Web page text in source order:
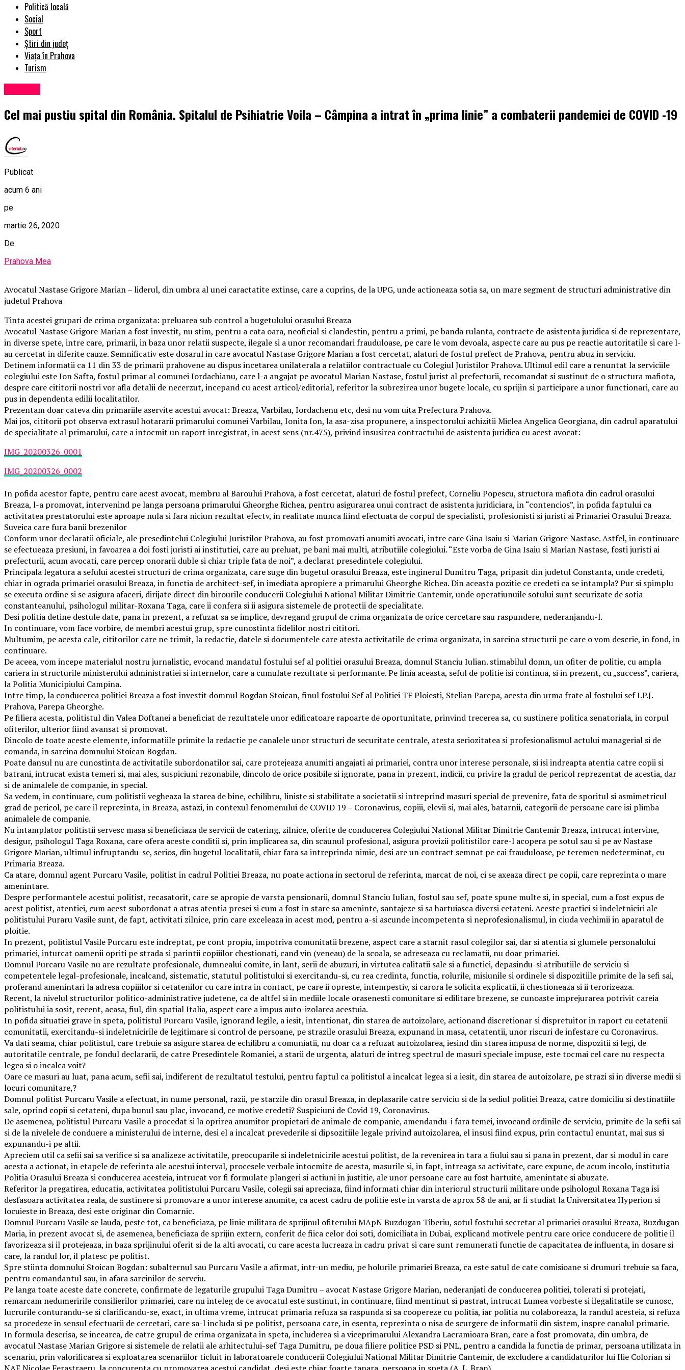
Politică locală
Social
Sport
Știri din județ
Viața în Prahova
Turism
Cel mai pustiu spital din România. Spitalul de Psihiatrie Voila – Câmpina a intrat în „prima linie” a combaterii pandemiei de COVID -19
Publicat
acum 6 ani
pe
martie 26, 2020
De
Prahova Mea
Avocatul Nastase Grigore Marian – liderul, din umbra al unei caractatite extinse, care a cuprins, de la UPG, unde actioneaza sotia sa, un mare segment de structuri administrative din
judetul Prahova
Tinta acestei grupari de crima organizata: preluarea sub control a bugetulului orasului Breaza
Avocatul Nastase Grigore Marian a fost investit, nu stim, pentru a cata oara, neoficial si clandestin, pentru a primi, pe banda rulanta, contracte de asistenta juridica si de reprezentare,
in diverse spete, intre care, primarii, in baza unor relatii suspecte, ilegale si a unor recomandari frauduloase, pe care le vom devoala, aspecte care au pus pe reactie autoritatile si care l-
au cercetat in diferite cauze. Semnificativ este dosarul in care avocatul Nastase Grigore Marian a fost cercetat, alaturi de fostul prefect de Prahova, pentru abuz in serviciu.
Detinem informatii ca 11 din 33 de primarii prahovene au dispus incetarea unilaterala a relatiilor contractuale cu Colegiul Juristilor Prahova. Ultimul edil care a renuntat la serviciile
colegiului este Ion Safta, fostul primar al comunei Iordachianu, care l-a angajat pe avocatul Marian Nastase, fostul jurist al prefecturii, recomandat si sustinut de o structura mafiota,
despre care cititorii nostri vor afla detalii de necerzut, incepand cu acest articol/editorial, referitor la subrezirea unor bugete locale, cu sprijin si participare a unor functionari, care au
pus in dependenta edilii localitatilor.
Prezentam doar cateva din primariile aservite acestui avocat: Breaza, Varbilau, Iordachenu etc, desi nu vom uita Prefectura Prahova.
Mai jos, cititorii pot observa extrasul hotararii primarului comunei Varbilau, Ionita Ion, la asa-zisa propunere, a inspectorului achizitii Miclea Angelica Georgiana, din cadrul aparatului
de specialitate al primarului, care a intocmit un raport inregistrat, in acest sens (nr.475), privind insusirea contractului de asistenta juridica cu acest avocat:
IMG_20200326_0001
IMG_20200326_0002
In pofida acestor fapte, pentru care acest avocat, membru al Baroului Prahova, a fost cercetat, alaturi de fostul prefect, Corneliu Popescu, structura mafiota din cadrul orasului
Breaza, l-a promovat, intervenind pe langa persoana primarului Gheorghe Richea, pentru asigurarea unui contract de asistenta juridiciara, in “contencios”, in pofida faptului ca
activitatea prestatorului este aproape nula si fara niciun rezultat efectv, in realitate munca fiind efectuata de corpul de specialisti, profesionisti si juristi ai Primariei Orasului Breaza.
Suveica care fura banii brezenilor
Conform unor declaratii oficiale, ale presedintelui Colegiului Juristilor Prahova, au fost promovati anumiti avocati, intre care Gina Isaiu si Marian Grigore Nastase. Astfel, in continuare
se efectueaza presiuni, in favoarea a doi fosti juristi ai institutiei, care au preluat, pe bani mai multi, atributiile colegiului. “Este vorba de Gina Isaiu si Marian Nastase, fosti juristi ai
prefecturii, acum avocati, care percep onorarii duble si chiar triple fata de noi”, a declarat presedintele colegiului.
Principala legatura a sefului acestei structuri de crima organizata, care suge din bugetul orasului Breaza, este inginerul Dumitru Taga, pripasit din judetul Constanta, unde credeti,
chiar in ograda primariei orasului Breaza, in functia de architect-sef, in imediata apropiere a primarului Gheorghe Richea. Din aceasta pozitie ce credeti ca se intampla? Pur si spimplu
se executa ordine si se asigura afaceri, dirijate direct din birourile conducerii Colegiului National Militar Dimitrie Cantemir, unde operatiunuile sotului sunt securizate de sotia
constanteanului, psihologul militar-Roxana Taga, care ii confera si ii asigura sistemele de protectii de specialitate.
Desi politia detine destule date, pana in prezent, a refuzat sa se implice, devregand grupul de crima organizata de orice cercetare sau raspundere, nederanjandu-l.
In continuare, vom face vorbire, de membri acestui grup, spre cunostinta fidelilor nostri cititori.
Multumim, pe acesta cale, cititorilor care ne trimit, la redactie, datele si documentele care atesta activitatile de crima organizata, in sarcina structurii pe care o vom descrie, in fond, in
continuare.
De aceea, vom incepe materialul nostru jurnalistic, evocand mandatul fostului sef al politiei orasului Breaza, domnul Stanciu Iulian. stimabilul domn, un ofiter de politie, cu ampla
cariera in structurile ministerului administratiei si internelor, care a cumulate rezultate si performante. Pe linia aceasta, seful de politie isi continua, si in prezent, cu „success”, cariera,
la Politia Municipiului Campina.
Intre timp, la conducerea politiei Breaza a fost investit domnul Bogdan Stoican, finul fostului Sef al Politiei TF Ploiesti, Stelian Parepa, acesta din urma frate al fostului sef I.P.J.
Prahova, Parepa Gheorghe.
Pe filiera acesta, politistul din Valea Doftanei a beneficiat de rezultatele unor edificatoare rapoarte de oportunitate, prinvind trecerea sa, cu sustinere politica senatoriala, in corpul
ofiterilor, ulterior fiind avansat si promovat.
Dincolo de toate aceste elemente, informatiile primite la redactie pe canalele unor structuri de securitate centrale, atesta seriozitatea si profesionalismul actului managerial si de
comanda, in sarcina domnului Stoican Bogdan.
Poate dansul nu are cunostinta de activitatile subordonatilor sai, care protejeaza anumiti angajati ai primariei, contra unor interese personale, si isi indreapta atentia catre copii si
batrani, intrucat exista temeri si, mai ales, suspiciuni rezonabile, dincolo de orice posibile si ignorate, pana in prezent, indicii, cu privire la gradul de pericol reprezentat de acestia, dar
si de animalele de companie, in special.
Sa vedem, in continuare, cum politistii vegheaza la starea de bine, echilibru, liniste si stabilitate a societatii si intreprind masuri special de prevenire, fata de sporitul si asmimetricul
grad de pericol, pe care il reprezinta, in Breaza, astazi, in contexul fenomenului de COVID 19 – Coronavirus, copiii, elevii si, mai ales, batarnii, categorii de persoane care isi plimba
animalele de companie.
Nu intamplator politistii servesc masa si beneficiaza de servicii de catering, zilnice, oferite de conducerea Colegiului National Militar Dimitrie Cantemir Breaza, intrucat intervine,
desigur, psihologul Taga Roxana, care ofera aceste conditii si, prin implicarea sa, din scaunul profesional, asigura provizii politistilor care-l acopera pe sotul sau si pe av Nastase
Grigore Marian, ultimul infruptandu-se, serios, din bugetul localitatii, chiar fara sa intreprinda nimic, desi are un contract semnat pe cai frauduloase, pe teremen nedeterminat, cu
Primaria Breaza.
Ca atare, domnul agent Purcaru Vasile, politist in cadrul Politiei Breaza, nu poate actiona in sectorul de referinta, marcat de noi, ci se axeaza direct pe copii, care reprezinta o mare
amenintare.
Despre performantele acestui politist, recasatorit, care se apropie de varsta pensionarii, domnul Stanciu Iulian, fostul sau sef, poate spune multe si, in special, cum a fost expus de
acest politist, atentiei, cum acest subordonat a atras atentia presei si cum a fost in stare sa ameninte, santajeze si sa hartuiasca diversi cetateni. Aceste practici si indeletniciri ale
politistului Puraru Vasile sunt, de fapt, activitati zilnice, prin care exceleaza in acest mod, pentru a-si ascunde incompetenta si neprofesionalismul, in ciuda vechimii in aparatul de
ploitie.
In prezent, politistul Vasile Purcaru este indreptat, pe cont propiu, impotriva comunitatii brezene, aspect care a starnit rasul colegilor sai, dar si atentia si glumele personalului
primariei, inturcat oamenii opriti pe strada si parintii copiiilor chestionati, cand vin (veneau) de la scoala, se adreseaza cu reclamatii, nu doar primariei.
Domnul Purcaru Vasile nu are rezultate profesionale, dumnealui comite, in lant, serii de abuzuri, in virtutea calitatii sale si a functiei, depasindu-si atributiile de serviciu si
competentele legal-profesionale, incalcand, sistematic, statutul politistului si exercitandu-si, cu rea credinta, functia, rolurile, misiunile si ordinele si dispozitiile primite de la sefi sai,
proferand amenintari la adresa copiiilor si cetatenilor cu care intra in contact, pe care ii opreste, intempestiv, si carora le solicita explicatii, ii chestioneaza si ii terorizeaza.
Recent, la nivelul structurilor politico-administrative judetene, ca de altfel si in mediile locale orasenesti comunitare si edilitare brezene, se cunoaste imprejurarea potrivit careia
politistului ia sosit, recent, acasa, fiul, din spatial Italia, aspect care a impus auto-izolarea acestuia.
In pofida situatiei grave in speta, politistul Purcaru Vasile, ignorand legile, a iesit, intentionat, din starea de autoizolare, actionand discretionar si dispretuitor in raport cu cetatenii
comunitatii, exercitandu-si indeletnicirile de legitimare si control de persoane, pe strazile orasului Breaza, expunand in masa, cetatentii, unor riscuri de infestare cu Coronavirus.
Va dati seama, chiar politistul, care trebuie sa asigure starea de echilibru a comuniatii, nu doar ca a refuzat autoizolarea, iesind din starea impusa de norme, dispozitii si legi, de
autoritatile centrale, pe fondul declararii, de catre Presedintele Romaniei, a starii de urgenta, alaturi de intreg spectrul de masuri speciale impuse, este tocmai cel care nu respecta
legea si o incalca voit?
Oare ce masuri au luat, pana acum, sefii sai, indiferent de rezultatul testului, pentru faptul ca politistul a incalcat legea si a iesit, din starea de autoizolare, pe strazi si in diverse medii si
locuri comunitare,?
Domnul politist Purcaru Vasile a efectuat, in nume personal, razii, pe starzile din orasul Breaza, in deplasarile catre serviciu si de la sediul politiei Breaza, catre domiciliu si destinatiile
sale, oprind copii si cetateni, dupa bunul sau plac, invocand, ce motive credeti? Suspiciuni de Covid 19, Coronavirus.
De asemenea, politistul Purcaru Vasile a procedat si la oprirea anumitor propietari de animale de companie, amendandu-i fara temei, invocand ordinile de serviciu, primite de la sefii sai
si de la nivelele de conduere a ministerului de interne, desi el a incalcat prevederile si dipsozitiile legale privind autoizolarea, el insusi fiind expus, prin contactul enuntat, mai sus si
expunandu-i pe altii.
Apreciem util ca sefii sai sa verifice si sa analizeze activitatile, preocuparile si indeletnicirile acestui politist, de la revenirea in tara a fiului sau si pana in prezent, dar si modul in care
acesta a actionat, in etapele de referinta ale acestui interval, procesele verbale intocmite de acesta, masurile si, in fapt, intreaga sa activitate, care expune, de acum incolo, institutia
Politia Orasului Breaza si conducerea acesteia, intrucat vor fi formulate plangeri si actiuni in justitie, ale unor persoane care au fost hartuite, amenintate si abuzate.
Referitor la pregatirea, educatia, activitatea politistului Purcaru Vasile, colegii sai apreciaza, fiind informati chiar din interiorul structurii militare unde psihologul Roxana Taga isi
desfasoara activitatea reala, de sustinere si promovare a unor interese anumite, ca acest cadru de politie este in varsta de aprox 58 de ani, ar fi studiat la Universitatea Hyperion si
locuieste in Breaza, desi este originar din Comarnic.
Domnul Purcaru Vasile se lauda, peste tot, ca beneficiaza, pe linie militara de sprijinul ofiterului MApN Buzdugan Tiberiu, sotul fostului secretar al primariei orasului Breaza, Buzdugan
Maria, in prezent avocat si, de asemenea, beneficiaza de sprijin extern, conferit de fiica celor doi soti, domiciliata in Dubai, explicand motivele pentru care orice conducere de politie il
favorizeaza si il protejeaza, in baza sprijinului oferit si de la alti avocati, cu care acesta lucreaza in cadru privat si care sunt remunerati functie de capacitatea de influenta, in dosare si
care, la randul lor, il platesc pe politist.
Spre stiinta domnului Stoican Bogdan: subalternul sau Purcaru Vasile a afirmat, intr-un mediu, pe holurile primariei Breaza, ca este satul de cate comisioane si drumuri trebuie sa faca,
pentru comandantul sau, in afara sarcinilor de servciu.
Pe langa toate aceste date concrete, confirmate de legaturile grupului Taga Dumitru – avocat Nastase Grigore Marian, nederanjati de conducerea politiei, tolerati si protejati,
remarcam nedumeririle consilierilor primariei, care nu inteleg de ce avocatul este sustinut, in continuare, fiind mentinut si pastrat, intrucat Lumea vorbeste si ilegalitatile se cunosc,
lucrurile conturandu-se si clarificandu-se, exact, in ultima vreme, intrucat primaria refuza sa raspunda si sa coopereze cu politia, iar politia nu colaboreaza, la randul acesteia, si refuza
sa procedeze in sensul efectuarii de cercetari, care sa-l includa si pe politist, persoana care, in esenta, reprezinta o nisa de scurgere de informatii din sistem, inspre canalul primarie.
In formula descrisa, se incearca, de catre grupul de crima organizata in speta, includerea si a viceprimarului Alexandra Lacramioara Bran, care a fost promovata, din umbra, de
avocatul Nastase Marian Grigore si sistemele de relatii ale arhitectului-sef Taga Dumitru, pe doua filiere politice PSD si PNL, pentru a candida la functia de primar, persoana utilizata in
scenariu, prin valorificarea si exploatarea scenariilor ticluit in laboratoarele conducerii Colegiului National Militar Dimitrie Cantemir, de excludere a candidaturilor lui Ilie Colorian si